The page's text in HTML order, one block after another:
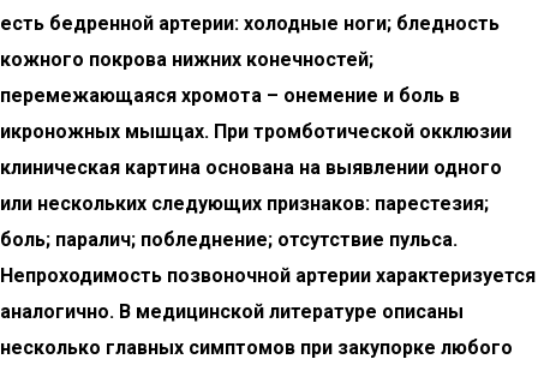
есть бедренной артерии: холодные ноги; бледность
кожного покрова нижних конечностей;
перемежающаяся хромота – онемение и боль в
икроножных мышцах. При тромботической окклюзии
клиническая картина основана на выявлении одного
или нескольких следующих признаков: парестезия;
боль; паралич; побледнение; отсутствие пульса.
Непроходимость позвоночной артерии характеризуется
аналогично. В медицинской литературе описаны
несколько главных симптомов при закупорке любого